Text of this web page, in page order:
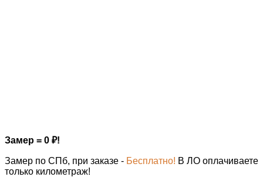
Замер = 0 ₽!
Замер по СПб, при заказе - Бесплатно! В ЛО оплачиваете
только километраж!